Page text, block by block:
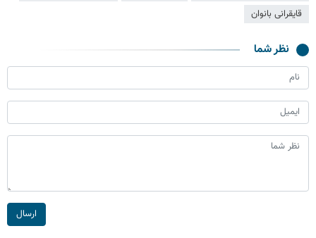
قایقرانی بانوان
نظر شما
ارسال